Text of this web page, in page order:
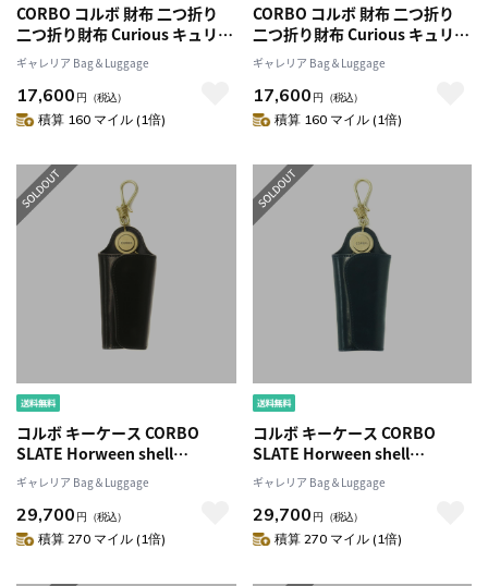
CORBO コルボ 財布 二つ折り
二つ折り財布 Curious キュリオ
ス 小さめ コンパクト ミニウォ
レット メンズ 本革小銭入れ付
き 限定カラー 8LO-1111
ギャレリア Bag＆Luggage
17,600 円 （税込）
積算 160 マイル (1倍)
CORBO コルボ 財布 二つ折り
二つ折り財布 Curious キュリオ
ス 小さめ コンパクト ミニウォ
レット メンズ 本革小銭入れ付
き 限定カラー 8LO-1111
ギャレリア Bag＆Luggage
17,600 円 （税込）
積算 160 マイル (1倍)
コルボ キーケース CORBO
SLATE Horween shell
cordovan 鍵入れ 鍵 レザー 本
革 馬革 日本製 ブランド メンズ
レディース 1LL-1502
ギャレリア Bag＆Luggage
29,700 円 （税込）
積算 270 マイル (1倍)
コルボ キーケース CORBO
SLATE Horween shell
cordovan 鍵入れ 鍵 レザー 本
革 馬革 日本製 ブランド メンズ
レディース 1LL-1502
ギャレリア Bag＆Luggage
29,700 円 （税込）
積算 270 マイル (1倍)